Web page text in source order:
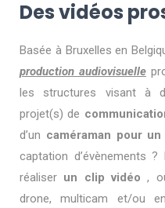
Des vidéos
Basée à Bruxelles en
production audiovisuelle
les structures visant à
projet(s) de
d’un caméraman pour
captation d’évènements ?
réaliser un clip vidéo ,
drone, multicam et/ou